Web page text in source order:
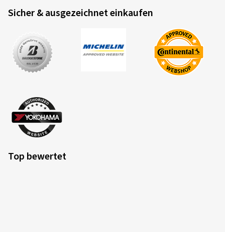
Sicher & ausgezeichnet einkaufen
Top bewertet